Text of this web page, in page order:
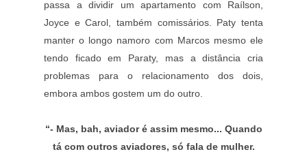
passa a dividir um apartamento com Raílson,
Joyce e Carol, também comissários. Paty tenta
manter o longo namoro com Marcos mesmo ele
tendo ficado em Paraty, mas a distância cria
problemas para o relacionamento dos dois,
embora ambos gostem um do outro.
“- Mas, bah, aviador é assim mesmo... Quando
tá com outros aviadores, só fala de mulher.